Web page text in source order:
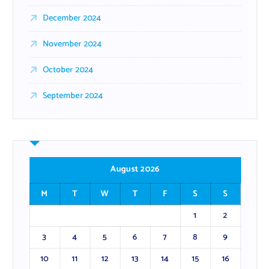
December 2024
November 2024
October 2024
September 2024
August 2026
M
T W T F S
S
1
2
3
4 5 6 7 8
9
10
11 12 13 14 15
16